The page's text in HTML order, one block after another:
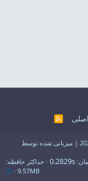
R
©تمامی حقوق برای ایران وب ادمین محفوظ است ®2016 - 2022 | میزبانی شده توسط
0.2829s
حداکثر حافظه
9.57MB